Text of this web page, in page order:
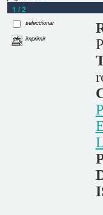
1 / 2
seleccionar
imprimir